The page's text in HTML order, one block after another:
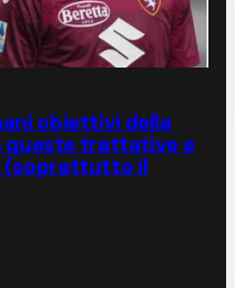
obiettivi della
queste trattative e
(soprattutto il